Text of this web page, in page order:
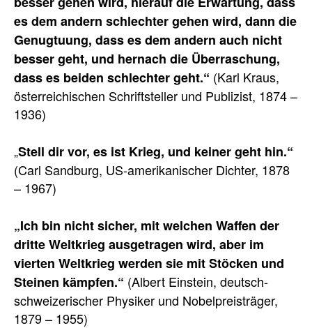
es dem andern schlechter gehen wird, dann die
Genugtuung, dass es dem andern auch nicht
besser geht, und hernach die Überraschung,
dass es beiden schlechter geht.“ (Karl Kraus,
österreichischen Schriftsteller und Publizist, 1874 –
1936)
„Stell dir vor, es ist Krieg, und keiner geht hin.“
(Carl Sandburg, US-amerikanischer Dichter, 1878
– 1967)
„Ich bin nicht sicher, mit welchen Waffen der
dritte Weltkrieg ausgetragen wird, aber im
vierten Weltkrieg werden sie mit Stöcken und
Steinen kämpfen.“ (Albert Einstein, deutsch-
schweizerischer Physiker und Nobelpreisträger,
1879 – 1955)